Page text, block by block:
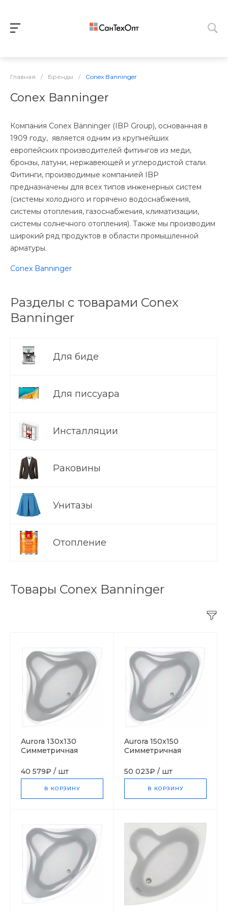
Главная / Бренды / Conex Banninger
Conex Banninger
Компания Conex Bänninger (IBP Group), основанная в
1909 году, является одним из крупнейших
европейских производителей фитингов из меди,
бронзы, латуни, нержавеющей и углеродистой стали.
Фитинги, производимые компанией IBP
предназначены для всех типов инженерных систем
(системы холодного и горячено водоснабжения,
системы отопления, газоснабжения, климатизации,
системы солнечного отопления). Также мы производим
широкий ряд продуктов в области промышленной
арматуры.
Conex Banninger
Разделы с товарами Conex
Banninger
Для биде
Для писсуара
Инсталляции
Раковины
Унитазы
Отопление
Товары Conex Banninger
Aurora 130x130
Симметричная
bath (Польша)
40 579₽ / шт
В КОРЗИНУ
Aurora 150x150
Симметричная
bath (Польша)
50 023₽ / шт
В КОРЗИНУ